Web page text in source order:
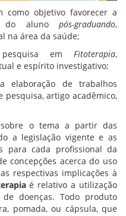
como objetivo favorecer a
do aluno pós-graduando,
na área da saúde;
pesquisa em Fitoterapia,
e espírito investigativo;
elaboração de trabalhos
pesquisa, artigo acadêmico,
sobre o tema a partir das
a legislação vigente e as
para cada profissional da
concepções acerca do uso
respectivas implicações à
é relativo a utilização
doenças. Todo produto
pomada, ou cápsula, que